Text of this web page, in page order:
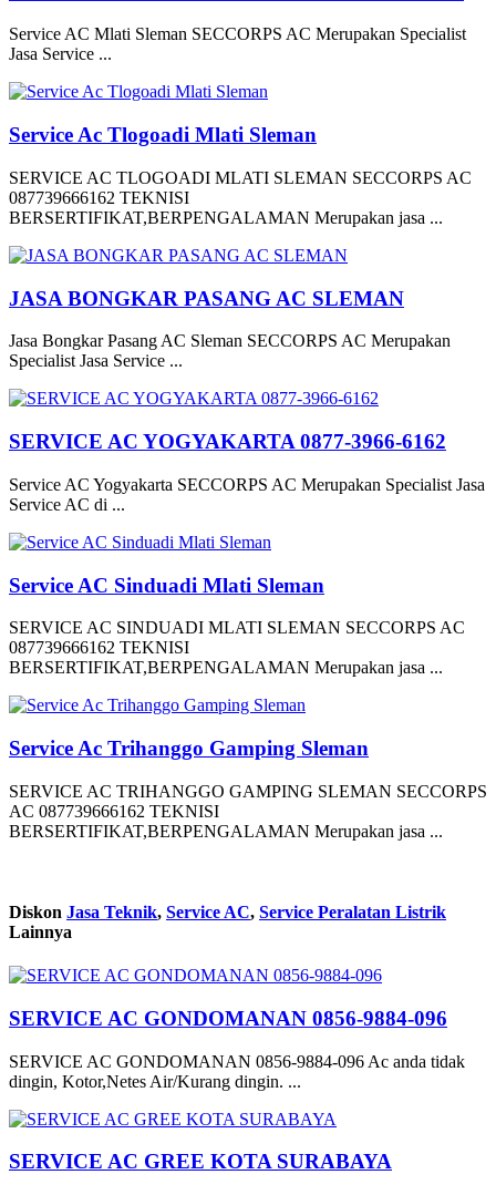
Service AC Mlati Sleman SECCORPS AC Merupakan Specialist
Jasa Service ...
Service Ac Tlogoadi Mlati Sleman
SERVICE AC TLOGOADI MLATI SLEMAN SECCORPS AC
087739666162 TEKNISI
BERSERTIFIKAT,BERPENGALAMAN Merupakan jasa ...
JASA BONGKAR PASANG AC SLEMAN
Jasa Bongkar Pasang AC Sleman SECCORPS AC Merupakan
Specialist Jasa Service ...
SERVICE AC YOGYAKARTA 0877-3966-6162
Service AC Yogyakarta SECCORPS AC Merupakan Specialist Jasa
Service AC di ...
Service AC Sinduadi Mlati Sleman
SERVICE AC SINDUADI MLATI SLEMAN SECCORPS AC
087739666162 TEKNISI
BERSERTIFIKAT,BERPENGALAMAN Merupakan jasa ...
Service Ac Trihanggo Gamping Sleman
SERVICE AC TRIHANGGO GAMPING SLEMAN SECCORPS
AC 087739666162 TEKNISI
BERSERTIFIKAT,BERPENGALAMAN Merupakan jasa ...
Diskon Jasa Teknik, Service AC, Service Peralatan Listrik
Lainnya
SERVICE AC GONDOMANAN 0856-9884-096
SERVICE AC GONDOMANAN 0856-9884-096 Ac anda tidak
dingin, Kotor,Netes Air/Kurang dingin. ...
SERVICE AC GREE KOTA SURABAYA